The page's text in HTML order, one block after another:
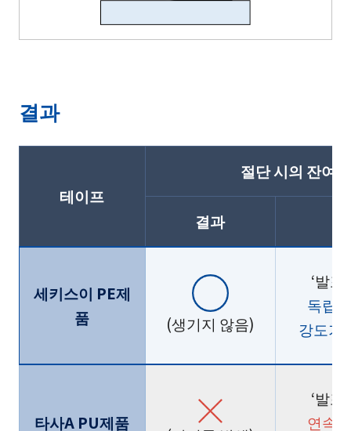
결과
테이프
절단 시의 잔여물
결과
세키스이 PE제
품
(생기지 않음)
‘발포
독립
강도가
타사A PU제품
‘발포
연속